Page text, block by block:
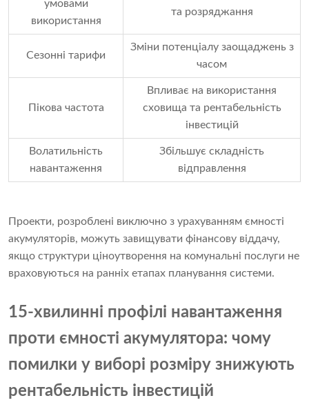
умовами
використання
та розряджання
Сезонні тарифи
Зміни потенціалу заощаджень з
часом
Пікова частота
Впливає на використання
сховища та рентабельність
інвестицій
Волатильність
навантаження
Збільшує складність
відправлення
Проекти, розроблені виключно з урахуванням ємності
акумуляторів, можуть завищувати фінансову віддачу,
якщо структури ціноутворення на комунальні послуги не
враховуються на ранніх етапах планування системи.
15-хвилинні профілі навантаження
проти ємності акумулятора: чому
помилки у виборі розміру знижують
рентабельність інвестицій